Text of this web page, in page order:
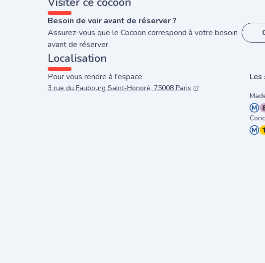
Besoin de voir avant de réserver ?
Assurez-vous que le Cocoon correspond à votre besoin
avant de réserver.
Localisation
Pour vous rendre à l'espace
3 rue du Faubourg Saint-Honoré, 75008 Paris